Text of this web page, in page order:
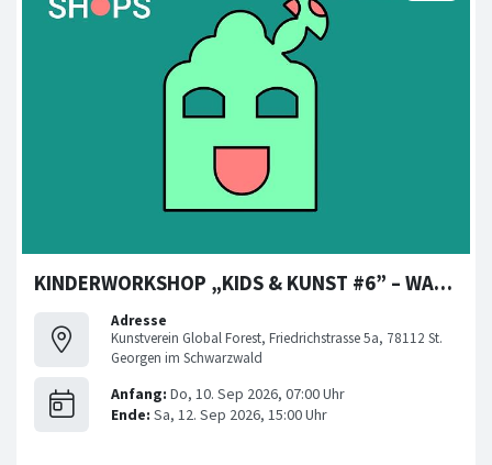
KINDERWORKSHOP „KIDS & KUNST #6” – WALDLABOR
Adresse
Kunstverein Global Forest, Friedrichstrasse 5a, 78112 St.
Georgen im Schwarzwald